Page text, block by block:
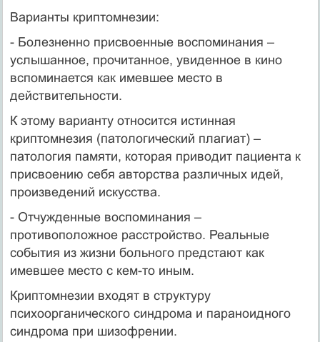
Варианты криптомнезии:
- Болезненно присвоенные воспоминания –
услышанное, прочитанное, увиденное в кино
вспоминается как имевшее место в
действительности.
К этому варианту относится истинная
криптомнезия (патологический плагиат) –
патология памяти, которая приводит пациента к
присвоению себя авторства различных идей,
произведений искусства.
- Отчужденные воспоминания –
противоположное расстройство. Реальные
события из жизни больного предстают как
имевшее место с кем-то иным.
Криптомнезии входят в структуру
психоорганического синдрома и параноидного
синдрома при шизофрении.